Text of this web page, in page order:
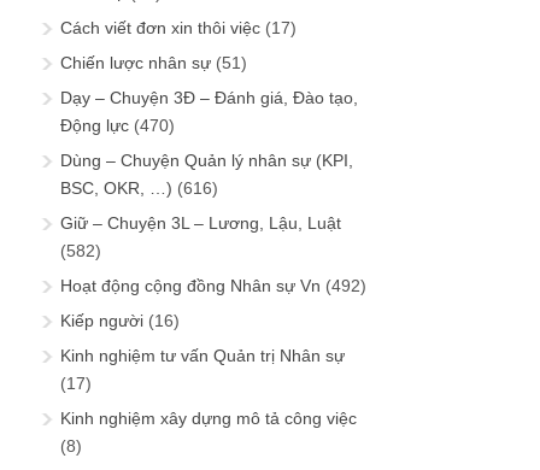
Cách viết đơn xin thôi việc (17)
Chiến lược nhân sự (51)
Dạy – Chuyện 3Đ – Đánh giá, Đào tạo,
Động lực (470)
Dùng – Chuyện Quản lý nhân sự (KPI,
BSC, OKR, …) (616)
Giữ – Chuyện 3L – Lương, Lậu, Luật
(582)
Hoạt động cộng đồng Nhân sự Vn (492)
Kiếp người (16)
Kinh nghiệm tư vấn Quản trị Nhân sự
(17)
Kinh nghiệm xây dựng mô tả công việc
(8)